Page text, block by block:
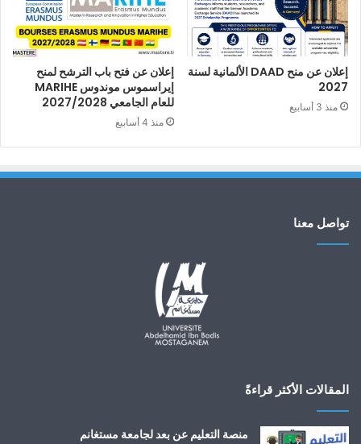
إعلان عن منح DAAD الألمانية لسنة
2027
منذ 3 أسابيع
إعلان عن فتح باب الترشح لمنح
إيراسموس موندوس MARIHE
للعام الجامعي 2027/2028
منذ 4 أسابيع
تواصل معنا
المقالات الأكثر قراءةً
منصة التعليم عن بعد لجامعة مستغانم